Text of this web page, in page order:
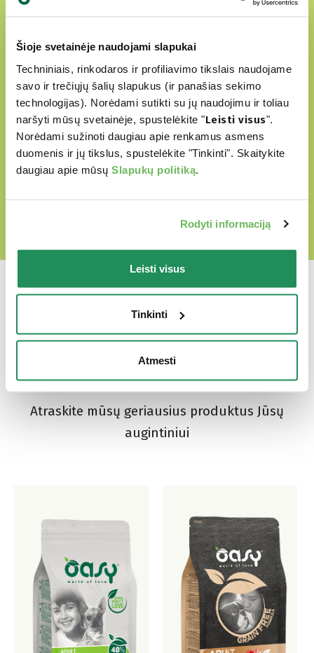
Šioje svetainėje naudojami slapukai
Techniniais, rinkodaros ir profiliavimo tikslais naudojame
savo ir trečiųjų šalių slapukus (ir panašias sekimo
technologijas). Norėdami sutikti su jų naudojimu ir toliau
naršyti mūsų svetainėje, spustelėkite "Leisti visus".
Norėdami sužinoti daugiau apie renkamus asmens
duomenis ir jų tikslus, spustelėkite "Tinkinti". Skaitykite
daugiau apie mūsų Slapukų politiką
Rodyti informaciją
Leisti visus
Tinkinti
Atmesti
paruošti iš krupščiai atrinktų natūralių
be GMO ir sojų
Be žiauraus elgesio su gyvūnais
ATRSAKITE MŪSŲ MEILĖS PASAULĮ
Kuris yra jų
mėgstamiausias?
Atraskite mūsų geriausius produktus Jūsų
augintiniui